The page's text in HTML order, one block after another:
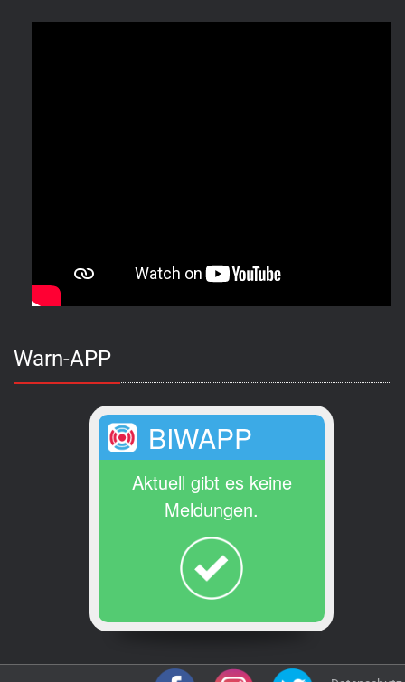
Warn-APP
BIWAPP
Aktuell gibt es keine
Meldungen.